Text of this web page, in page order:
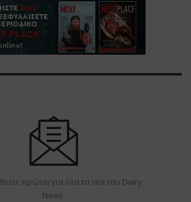
πρώτοι για όλα τα νέα του Dairy
News.